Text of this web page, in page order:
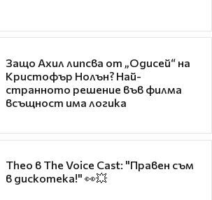
Защо Ахил липсва от „Одисей“ на
Кристофър Нолън? Най-
странното решение във филма
всъщност има логика
Theo в The Voice Cast: "Правен съм
в дискотека!" 👀💥